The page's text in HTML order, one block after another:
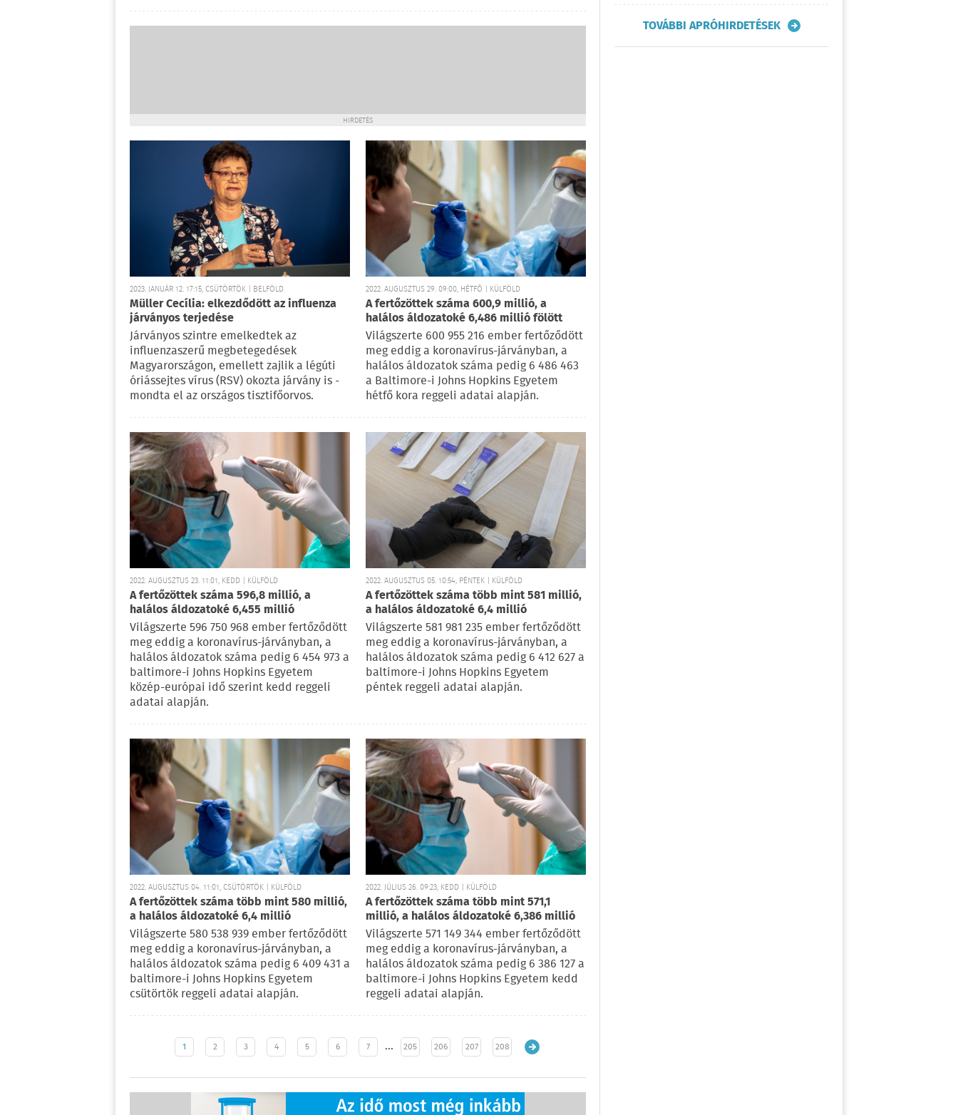
HIRDETÉS
2023. JANUÁR 12. 17:15, CSÜTÖRTÖK | BELFÖLD
Müller Cecília: elkezdődött az influenza
járványos terjedése
Járványos szintre emelkedtek az
influenzaszerű megbetegedések
Magyarországon, emellett zajlik a légúti
óriássejtes vírus (RSV) okozta járvány is -
mondta el az országos tisztifőorvos.
2022. AUGUSZTUS 29. 09:00, HÉTFŐ | KÜLFÖLD
A fertőzöttek száma 600,9 millió, a
halálos áldozatoké 6,486 millió fölött
Világszerte 600 955 216 ember fertőződött
meg eddig a koronavírus-járványban, a
halálos áldozatok száma pedig 6 486 463
a Baltimore-i Johns Hopkins Egyetem
hétfő kora reggeli adatai alapján.
2022. AUGUSZTUS 23. 11:01, KEDD | KÜLFÖLD
A fertőzöttek száma 596,8 millió, a
halálos áldozatoké 6,455 millió
Világszerte 596 750 968 ember fertőződött
meg eddig a koronavírus-járványban, a
halálos áldozatok száma pedig 6 454 973 a
baltimore-i Johns Hopkins Egyetem
közép-európai idő szerint kedd reggeli
adatai alapján.
2022. AUGUSZTUS 05. 10:54, PÉNTEK | KÜLFÖLD
A fertőzöttek száma több mint 581 millió,
a halálos áldozatoké 6,4 millió
Világszerte 581 981 235 ember fertőződött
meg eddig a koronavírus-járványban, a
halálos áldozatok száma pedig 6 412 627 a
baltimore-i Johns Hopkins Egyetem
péntek reggeli adatai alapján.
2022. AUGUSZTUS 04. 11:01, CSÜTÖRTÖK | KÜLFÖLD
A fertőzöttek száma több mint 580 millió,
a halálos áldozatoké 6,4 millió
Világszerte 580 538 939 ember fertőződött
meg eddig a koronavírus-járványban, a
halálos áldozatok száma pedig 6 409 431 a
baltimore-i Johns Hopkins Egyetem
csütörtök reggeli adatai alapján.
2022. JÚLIUS 26. 09:23, KEDD | KÜLFÖLD
A fertőzöttek száma több mint 571,1
millió, a halálos áldozatoké 6,386 millió
Világszerte 571 149 344 ember fertőződött
meg eddig a koronavírus-járványban, a
halálos áldozatok száma pedig 6 386 127 a
baltimore-i Johns Hopkins Egyetem kedd
reggeli adatai alapján.
1 2 3 4 5 6 7 … 205 206 207 208
TOVÁBBI APRÓHIRDETÉSEK